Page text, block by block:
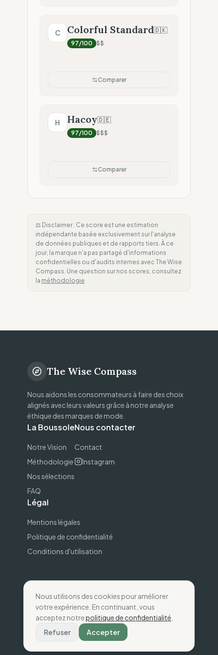
Nous utilisons des cookies pour améliorer
votre expérience. En continuant, vous
acceptez notrepolitique de confidentialité
Refuser
Accepter
C Colorful Standard🇩🇰
97/100 $$
Comparer
H Hacoy🇩🇪
97/100 $$$
Comparer
⚖️ Disclaimer : Ce score est une estimation
indépendante basée exclusivement sur l'analyse
de données publiques et de rapports tiers. À ce
jour, la marque n'a pas partagé d'informations
confidentielles ou d'audits internes avec The Wise
Compass. Une question sur nos scores, consultez
la méthodologie
The Wise Compass
Nous aidons les consommateurs à faire des choix
alignés avec leurs valeurs grâce à notre analyse
éthique des marques de mode.
La Boussole
Notre Vision
Méthodologie
Nos sélections
FAQ
Nous contacter
Contact
Instagram
Légal
Mentions légales
Politique de confidentialité
Conditions d'utilisation
2026 The Wise Compass.Consommez selon
vos valeurs.
Fait avec💚en France